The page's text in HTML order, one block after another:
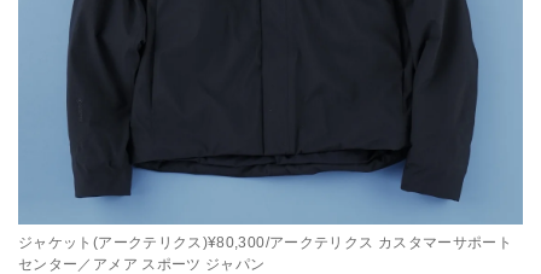
ジャケット(アークテリクス)¥80,300/アークテリクス カスタマーサポート
センター／アメア スポーツ ジャパン